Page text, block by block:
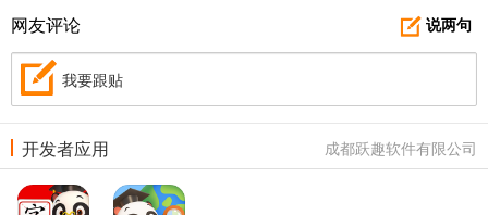
说两句
网友评论
我要跟贴
成都跃趣软件有限公司
开发者应用